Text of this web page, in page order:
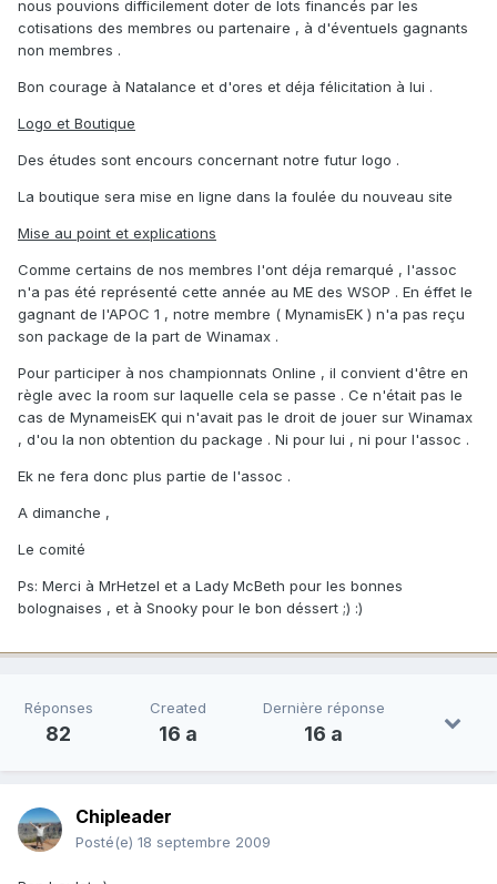
nous pouvions difficilement doter de lots financés par les
cotisations des membres ou partenaire , à d'éventuels gagnants
non membres .
Bon courage à Natalance et d'ores et déja félicitation à lui .
Logo et Boutique
Des études sont encours concernant notre futur logo .
La boutique sera mise en ligne dans la foulée du nouveau site
Mise au point et explications
Comme certains de nos membres l'ont déja remarqué , l'assoc
n'a pas été représenté cette année au ME des WSOP . En éffet le
gagnant de l'APOC 1 , notre membre ( MynamisEK ) n'a pas reçu
son package de la part de Winamax .
Pour participer à nos championnats Online , il convient d'être en
règle avec la room sur laquelle cela se passe . Ce n'était pas le
cas de MynameisEK qui n'avait pas le droit de jouer sur Winamax
, d'ou la non obtention du package . Ni pour lui , ni pour l'assoc .
Ek ne fera donc plus partie de l'assoc .
A dimanche ,
Le comité
Ps: Merci à MrHetzel et a Lady McBeth pour les bonnes
bolognaises , et à Snooky pour le bon déssert ;) :)
Réponses
82
Created
16 a
Dernière réponse
16 a
Chipleader
Posté(e) 18 septembre 2009